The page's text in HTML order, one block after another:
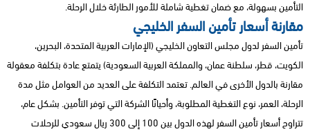
التأمين بسهولة، مع ضمان تغطية شاملة للأمور الطارئة خلال الرحلة.
مقارنة أسعار تأمين السفر الخليجي
تأمين السفر لدول مجلس التعاون الخليجي (الإمارات العربية المتحدة، البحرين،
الكويت، قطر، سلطنة عمان، والمملكة العربية السعودية) يتمتع عادة بتكلفة معقولة
مقارنة بالدول الأخرى في العالم. تعتمد التكلفة على العديد من العوامل مثل مدة
الرحلة، العمر، نوع التغطية المطلوبة، وأحيانًا الشركة التي توفر التأمين. بشكل عام،
تتراوح أسعار تأمين السفر لهذه الدول بين 100 إلى 300 ريال سعودي للرحلات